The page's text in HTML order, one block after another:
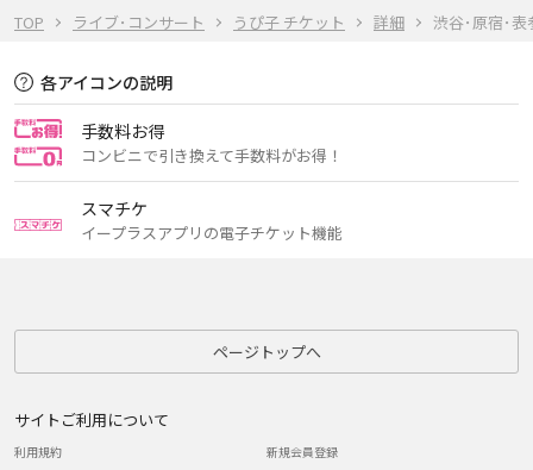
TOP ライブ･コンサート うぴ子 チケット 詳細 渋谷･原宿･
各アイコンの説明
手数料お得
コンビニで引き換えて手数料がお得！
スマチケ
イープラスアプリの電子チケット機能
ページトップへ
サイトご利用について
利用規約
新規会員登録